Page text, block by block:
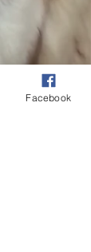
Facebook